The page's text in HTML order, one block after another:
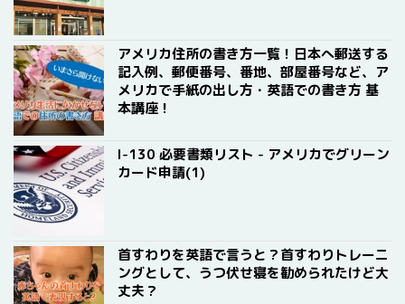
アメリカ住所の書き方一覧！日本へ郵送する
記入例、郵便番号、番地、部屋番号など、ア
メリカで手紙の出し方・英語での書き方 基
本講座！
I-130 必要書類リスト - アメリカでグリーン
カード申請(1)
首すわりを英語で言うと？首すわりトレーニ
ングとして、うつ伏せ寝を勧められたけど大
丈夫？